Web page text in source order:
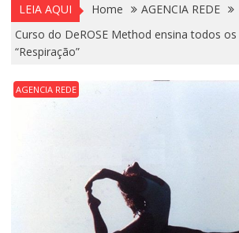
LEIA AQUI Home
AGENCIA REDE
Curso do DeROSE Method ensina todos
“Respiração”
AGENCIA REDE